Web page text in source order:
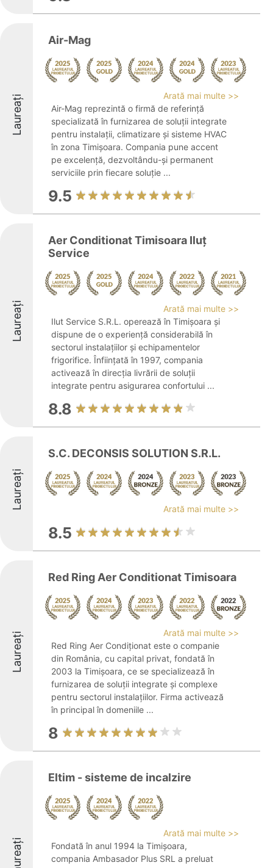
Laureați
Air-Mag
Arată mai multe >>
Air-Mag reprezintă o firmă de referință
specializată în furnizarea de soluții integrate
pentru instalații, climatizare și sisteme HVAC
în zona Timișoara. Compania pune accent
pe excelență, dezvoltându-și permanent
serviciile prin fiecare soluție ...
9.5
Laureați
Aer Conditionat Timisoara Iluț
Service
Arată mai multe >>
Ilut Service S.R.L. operează în Timișoara și
dispune de o experiență considerabilă în
sectorul instalațiilor și echipamentelor
frigorifice. Înființată în 1997, compania
activează în direcția livrării de soluții
integrate pentru asigurarea confortului ...
8.8
Laureați
S.C. DECONSIS SOLUTION S.R.L.
Arată mai multe >>
8.5
Laureați
Red Ring Aer Conditionat Timisoara
Arată mai multe >>
Red Ring Aer Condiționat este o companie
din România, cu capital privat, fondată în
2003 la Timișoara, ce se specializează în
furnizarea de soluții integrate și complexe
pentru sectorul instalațiilor. Firma activează
în principal în domeniile ...
8
Laureați
Eltim - sisteme de incalzire
Arată mai multe >>
Fondată în anul 1994 la Timișoara,
compania Ambasador Plus SRL a preluat